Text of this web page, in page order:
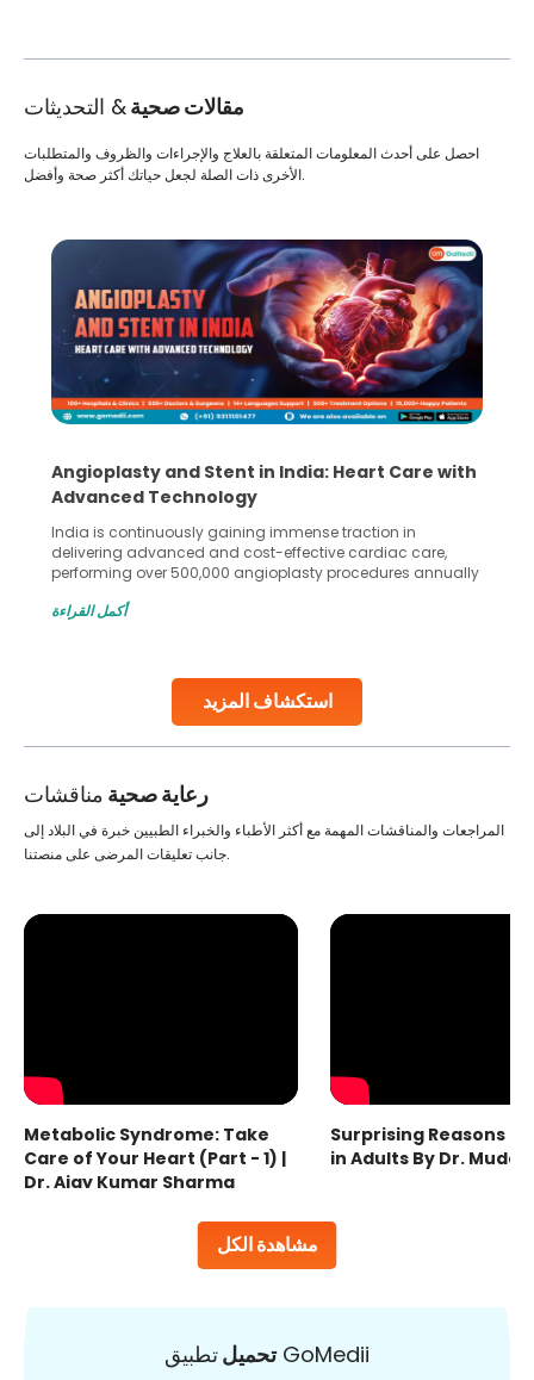
مقالات صحية& التحديثات
استكشاف المزيد
احصل على أحدث المعلومات المتعلقة بالعلاج والإجراءات والظروف والمتطلبات
الأخرى ذات الصلة لجعل حياتك أكثر صحة وأفضل.
Angioplasty and Stent in India: Heart Care with
Advanced Technology
India is continuously gaining immense traction in
delivering advanced and cost-effective cardiac care,
performing over 500,000 angioplasty procedures annually
globe are searching for treatments like angioplasty and
Studies, such as one published
أكمل القراءة
رعاية صحية مناقشات
مشاهدة الكل
المراجعات والمناقشات المهمة مع أكثر الأطباء والخبراء الطبيين خبرة في البلاد إلى
جانب تعليقات المرضى على منصتنا.
Metabolic Syndrome: Take
Care of Your Heart (Part - 1) |
Dr. Ajay Kumar Sharma
Surprising Reasons
in Adults By Dr.
تحميلتطبيق GoMedii